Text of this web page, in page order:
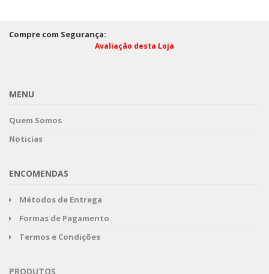
Compre com Segurança:
Avaliação desta Loja
MENU
Quem Somos
Noticias
ENCOMENDAS
Métodos de Entrega
Formas de Pagamento
Termos e Condições
PRODUTOS